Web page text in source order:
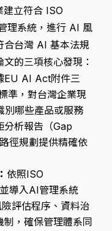
立符合 ISO
理系統，進行 AI 風
合台灣 AI 基本法規
的三項核心發現：
EU AI Act附件三
準，對台灣企業現
別哪些產品或服務
分析報告（Gap
徑規劃提供精確依
依照ISO
導入AI管理系統
評估程序、資料治
，確保管理體系同